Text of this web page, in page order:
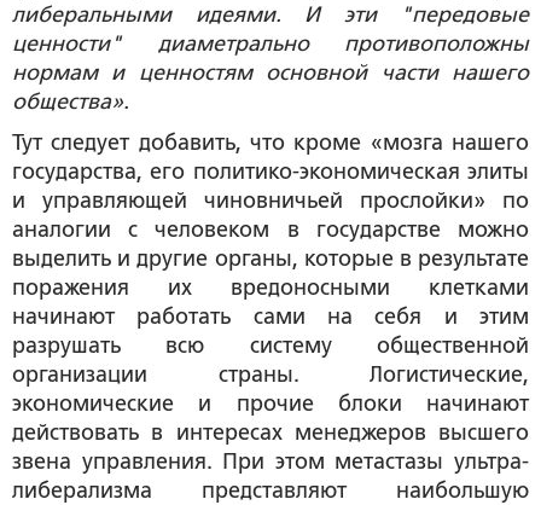
либеральными идеями. И эти "передовые
ценности" диаметрально противоположны
нормам и ценностям основной части нашего
общества».
Тут следует добавить, что кроме «мозга нашего
государства, его политико-экономическая элиты
и управляющей чиновничьей прослойки» по
аналогии с человеком в государстве можно
выделить и другие органы, которые в результате
поражения их вредоносными клетками
начинают работать сами на себя и этим
разрушать всю систему общественной
организации страны. Логистические,
экономические и прочие блоки начинают
действовать в интересах менеджеров высшего
звена управления. При этом метастазы ультра-
либерализма представляют наибольшую